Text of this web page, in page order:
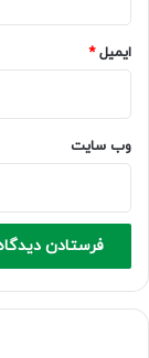
ایمیل*
وب‌ سایت